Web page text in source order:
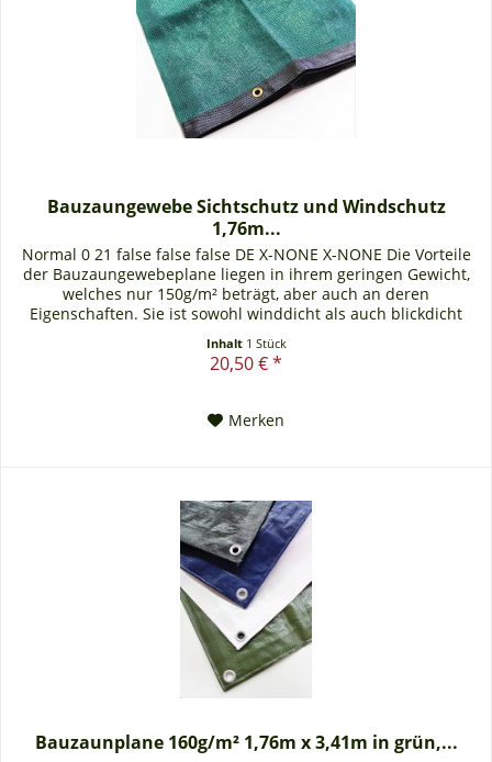
Bauzaungewebe Sichtschutz und Windschutz
1,76m...
Normal 0 21 false false false DE X-NONE X-NONE Die Vorteile
der Bauzaungewebeplane liegen in ihrem geringen Gewicht,
welches nur 150g/m² beträgt, aber auch an deren
Eigenschaften. Sie ist sowohl winddicht als auch blickdicht
Inhalt 1 Stück
20,50 € *
Merken
Bauzaunplane 160g/m² 1,76m x 3,41m in grün,...